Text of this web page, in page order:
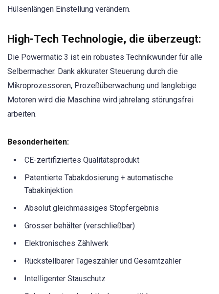
Hülsenlängen Einstellung verändern.
High-Tech Technologie, die überzeugt:
Die Powermatic 3 ist ein robustes Technikwunder für alle
Selbermacher. Dank akkurater Steuerung durch die
Mikroprozessoren, Prozeßüberwachung und langlebige
Motoren wird die Maschine wird jahrelang störungsfrei
arbeiten.
Besonderheiten:
CE-zertifiziertes Qualitätsprodukt
Patentierte Tabakdosierung + automatische
Tabakinjektion
Absolut gleichmässiges Stopfergebnis
Grosser behälter (verschließbar)
Elektronisches Zählwerk
Rückstellbarer Tageszähler und Gesamtzähler
Intelligenter Stauschutz